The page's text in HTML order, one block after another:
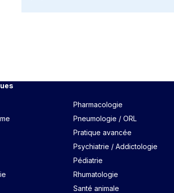
Pharmacologie
Pneumologie / ORL
Pratique avancée
Psychiatrie / Addictologie
Pédiatrie
Rhumatologie
Santé animale